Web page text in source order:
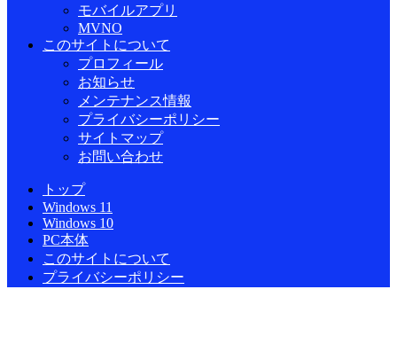
モバイルアプリ
MVNO
このサイトについて
プロフィール
お知らせ
メンテナンス情報
プライバシーポリシー
サイトマップ
お問い合わせ
トップ
Windows 11
Windows 10
PC本体
このサイトについて
プライバシーポリシー